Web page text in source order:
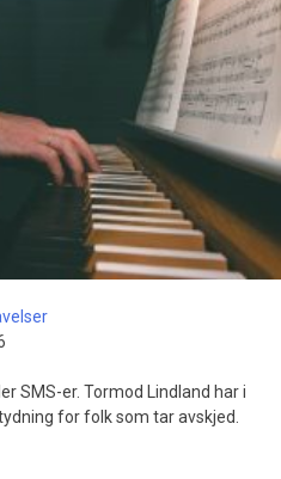
SMS-er. Tormod Lindland har i
for folk som tar avskjed.